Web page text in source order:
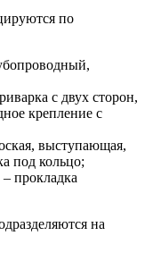
по
с двух сторон,
крепление с
выступающая,
под кольцо;
прокладка
на